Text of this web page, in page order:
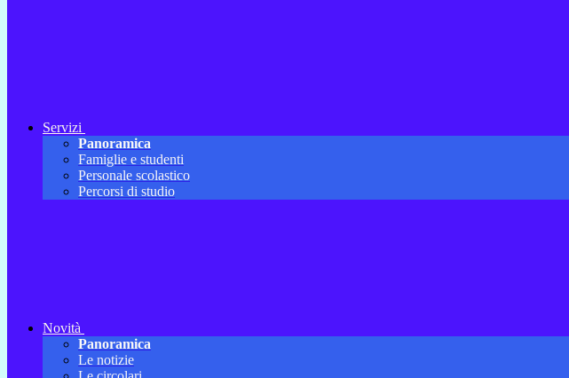
Servizi
Panoramica
Famiglie e studenti
Personale scolastico
Percorsi di studio
Novità
Panoramica
Le notizie